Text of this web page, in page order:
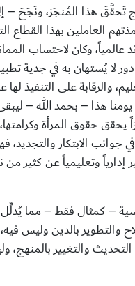
تَحقَّقَ هذا المُنجَز، ونَجَحَ –
العاملين بهذا القطاع
عالمياً، وكان لاحتساب
لا يُستهان به في جدية
والرقابة على التنفيذ لها
وإلى يومنا هذا – بحمد الله –
يحقق حقوق المرأة
جوانب الابتكار والتجديد،
وتعليمياً عن كثير من
– كمثال فقط – مما
والتطوير بالدين وليس
والتغيير بالمنهج،